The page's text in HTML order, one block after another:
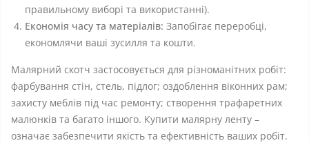
правильному виборі та використанні).
Економія часу та матеріалів: Запобігає переробці,
економлячи ваші зусилля та кошти.
Малярний скотч застосовується для різноманітних робіт:
фарбування стін, стель, підлог; оздоблення віконних рам;
захисту меблів під час ремонту; створення трафаретних
малюнків та багато іншого. Купити малярну ленту –
означає забезпечити якість та ефективність ваших робіт.